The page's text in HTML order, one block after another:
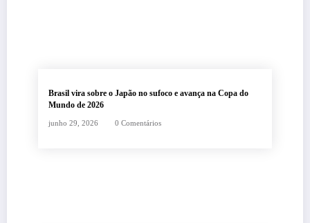
Brasil vira sobre o Japão no sufoco e avança na Copa do
Mundo de 2026
junho 29, 2026 0 Comentários